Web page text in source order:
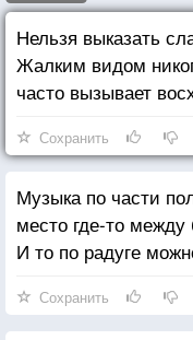
Нельзя выказать
Жалким видом
часто вызывает
Сохранить
Музыка по части
место где-то
И то по радуге
Сохранить